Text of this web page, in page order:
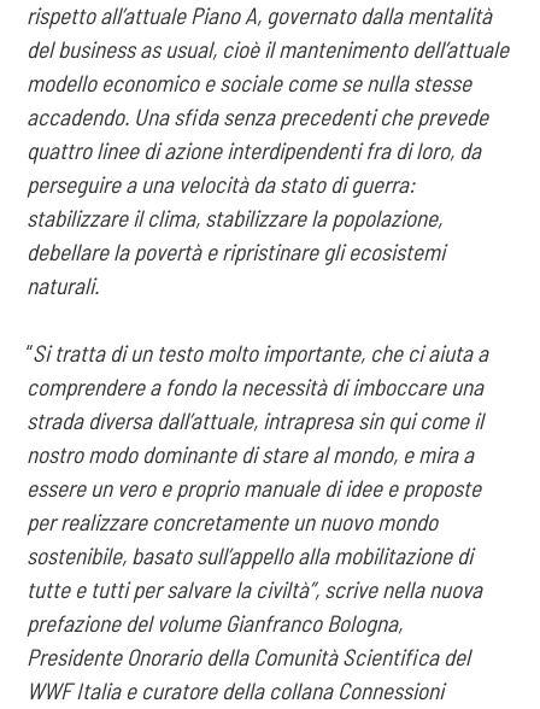
rispetto all’attuale Piano A, governato dalla mentalità
del business as usual, cioè il mantenimento dell’attuale
modello economico e sociale come se nulla stesse
accadendo. Una sfida senza precedenti che prevede
quattro linee di azione interdipendenti fra di loro, da
perseguire a una velocità da stato di guerra:
stabilizzare il clima, stabilizzare la popolazione,
debellare la povertà e ripristinare gli ecosistemi
naturali.
“Si tratta di un testo molto importante, che ci aiuta a
comprendere a fondo la necessità diimboccare una
strada diversa dall’attuale, intrapresa sin qui come il
nostro modo dominante distare al mondo, e mira a
essere un vero e proprio manuale di idee e proposte
per realizzare concretamente un nuovo mondo
sostenibile, basato sull’appello alla mobilitazione di
tutte e tuttiper salvare la civiltà”, scrive nella nuova
prefazione del volume Gianfranco Bologna,
Presidente Onorario della Comunità Scientifica del
WWF Italia e curatore della collana Connessioni